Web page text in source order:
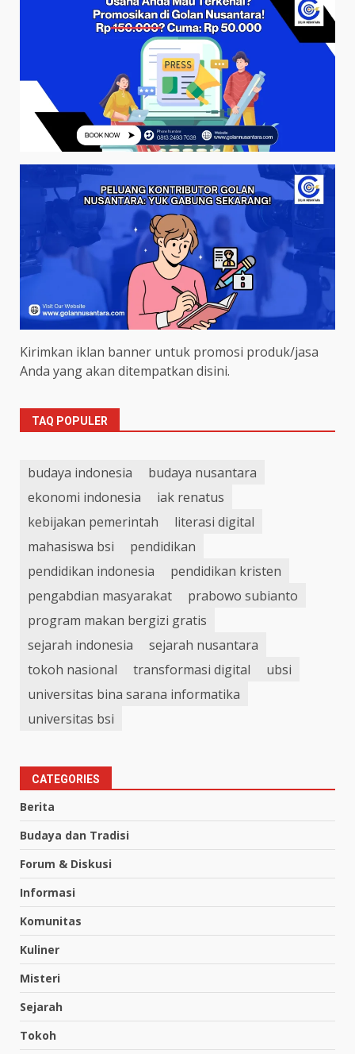
Kirimkan iklan banner untuk promosi produk/jasa
Anda yang akan ditempatkan disini.
TAQ POPULER
budaya indonesia
budaya nusantara
ekonomi indonesia
iak renatus
kebijakan pemerintah
literasi digital
mahasiswa bsi
pendidikan
pendidikan indonesia
pendidikan kristen
pengabdian masyarakat
prabowo subianto
program makan bergizi gratis
sejarah indonesia
sejarah nusantara
tokoh nasional
transformasi digital
ubsi
universitas bina sarana informatika
universitas bsi
CATEGORIES
Berita
Budaya dan Tradisi
Forum & Diskusi
Informasi
Komunitas
Kuliner
Misteri
Sejarah
Tokoh